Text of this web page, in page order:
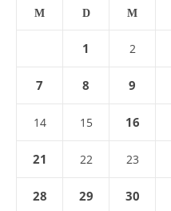
M D M
1 2
7 8 9
14 15 16
21 22 23
28 29 30